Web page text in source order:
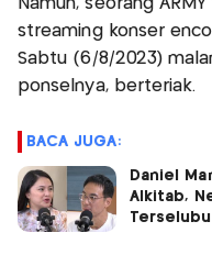
Namun, seorang
streaming konser
Sabtu (6/8/2023)
ponselnya, berteriak.
BACA JUGA:
Daniel
Alkitab,